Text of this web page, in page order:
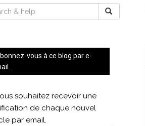
vous à ce blog par e-
souhaitez recevoir une
de chaque nouvel
par email.